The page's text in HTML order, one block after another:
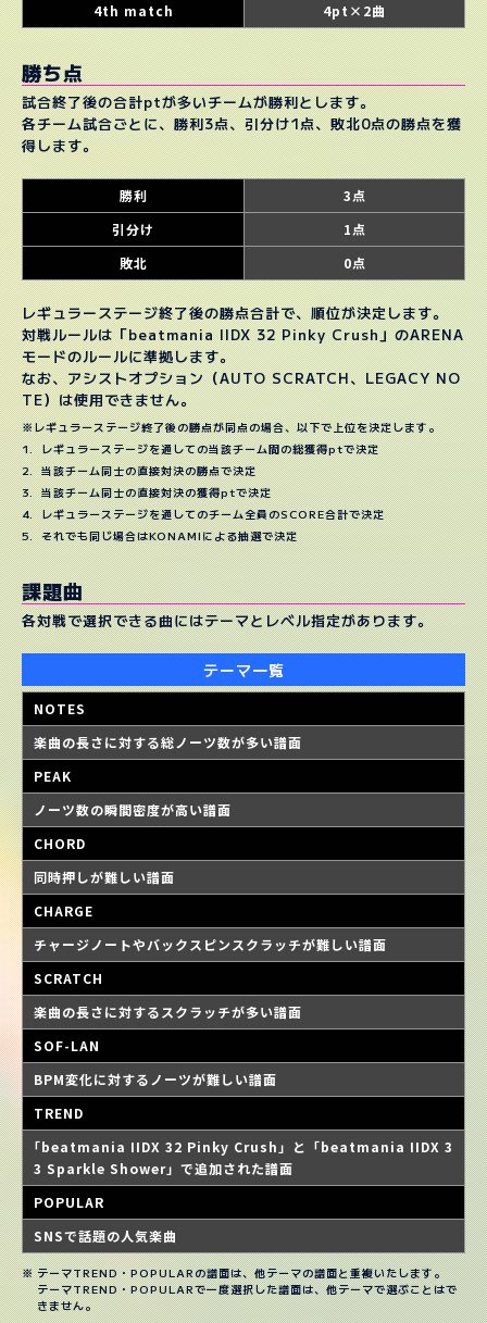
4th match
4pt×2曲
勝ち点
試合終了後の合計ptが多いチームが勝利とします。
各チーム試合ごとに、勝利3点、引分け1点、敗北0点の勝点を獲
得します。
勝利
3点
引分け
1点
敗北
0点
レギュラーステージ終了後の勝点合計で、順位が決定します。
対戦ルールは「beatmania IIDX 32 Pinky Crush」のARENA
モードのルールに準拠します。
なお、アシストオプション（AUTO SCRATCH、LEGACY NO
TE）は使用できません。
※レギュラーステージ終了後の勝点が同点の場合、以下で上位を決定します。
レギュラーステージを通しての当該チーム間の総獲得ptで決定
当該チーム同士の直接対決の勝点で決定
当該チーム同士の直接対決の獲得ptで決定
レギュラーステージを通してのチーム全員のSCORE合計で決定
それでも同じ場合はKONAMIによる抽選で決定
課題曲
各対戦で選択できる曲にはテーマとレベル指定があります。
テーマ一覧
NOTES
楽曲の長さに対する総ノーツ数が多い譜面
PEAK
ノーツ数の瞬間密度が高い譜面
CHORD
同時押しが難しい譜面
CHARGE
チャージノートやバックスピンスクラッチが難しい譜面
SCRATCH
楽曲の長さに対するスクラッチが多い譜面
SOF-LAN
BPM変化に対するノーツが難しい譜面
TREND
｢beatmania IIDX 32 Pinky Crush」と「beatmania IIDX 3
3 Sparkle Shower」で追加された譜面
POPULAR
SNSで話題の人気楽曲
テーマTREND・POPULARの譜面は、他テーマの譜面と重複いたします。
テーマTREND・POPULARで一度選択した譜面は、他テーマで選ぶことはで
きません。